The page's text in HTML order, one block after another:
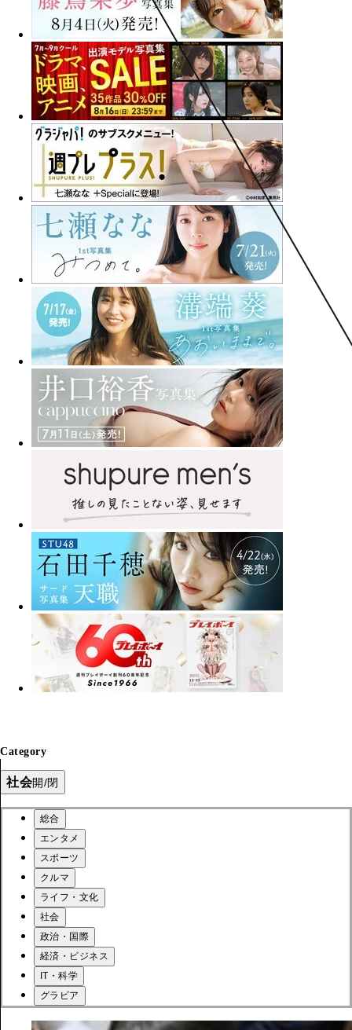
Category
社会開/閉
総合
エンタメ
スポーツ
クルマ
ライフ・文化
社会
政治・国際
経済・ビジネス
IT・科学
グラビア